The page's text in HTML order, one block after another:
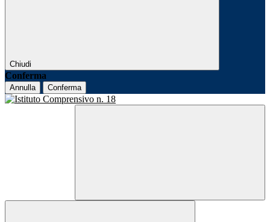
Chiudi
Conferma
Annulla Conferma